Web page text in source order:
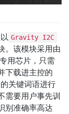
Gravity I2C
。该模块采用由
用芯片，只需
下载进主控的
关键词语进行
需要用户事先训
别准确率高达